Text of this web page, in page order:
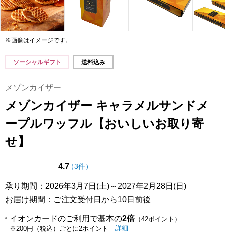
※画像はイメージです。
ソーシャルギフト 送料込み
メゾンカイザー
メゾンカイザー キャラメルサンドメ
ープルワッフル【おいしいお取り寄
せ】
4.7点（5点満点中）
（3件の評価
）
承り期間：2026年3月7日(土)～2027年2月28日(日)
お届け期間：ご注文受付日から10日前後
イオンカードのご利用で基本の2倍（42ポイント）
※200円（税込）ごとに2ポイント
イオンカードのご利用でたまるポイ
詳細